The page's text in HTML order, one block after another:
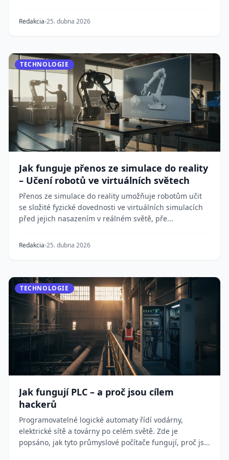
Redakcia 25. dubna 2026
TECHNOLOGIE
Jak funguje přenos ze simulace do reality
– Učení robotů ve virtuálních světech
Přenos ze simulace do reality umožňuje robotům učit
se složité fyzické dovednosti ve virtuálních simulacích
před jejich nasazením v reálném světě, pře...
Redakcia 25. dubna 2026
TECHNOLOGIE
Jak fungují PLC – a proč jsou cílem
hackerů
Programovatelné logické automaty řídí vodárny,
elektrické sítě a továrny po celém světě. Zde je
popsáno, jak tyto průmyslové počítače fungují, proč js...